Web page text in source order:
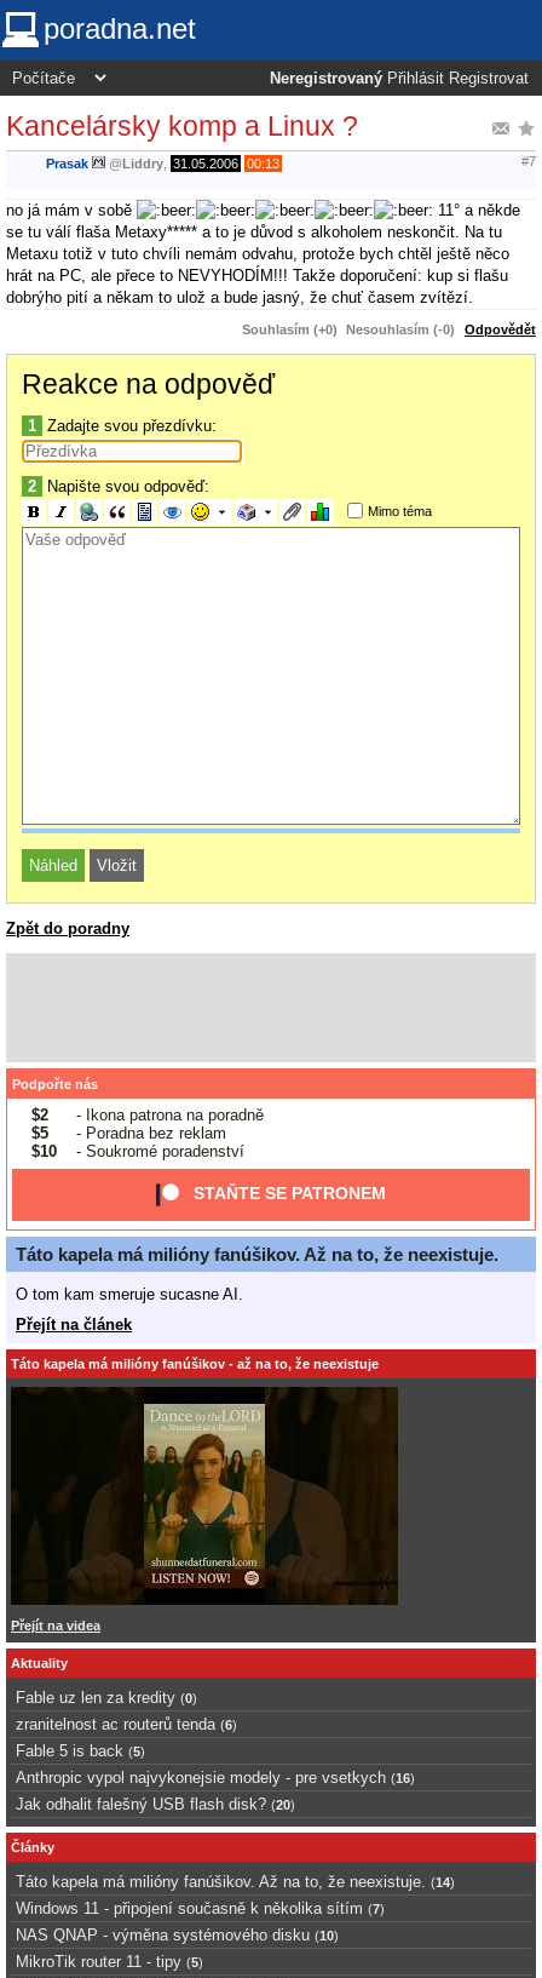
poradna.net
Neregistrovaný Přihlásit Registrovat
Kancelársky komp a Linux ?
Prasak @Liddry 31.05.2006 00:13 #7
no já mám v sobě
11° a někde
se tu válí flaša Metaxy***** a to je důvod s alkoholem neskončit. Na tu
Metaxu totiž v tuto chvíli nemám odvahu, protože bych chtěl ještě něco
hrát na PC, ale přece to NEVYHODÍM!!! Takže doporučení: kup si flašu
dobrýho pití a někam to ulož a bude jasný, že chuť časem zvítězí.
Souhlasím (+0) Nesouhlasím (-0) Odpovědět
Reakce na odpověď
1 Zadajte svou přezdívku:
2 Napište svou odpověď:
Mimo téma
Zpět do poradny
Podpořte nás
$2
- Ikona patrona na poradně
$5
- Poradna bez reklam
$10
- Soukromé poradenství
STAŇTE SE PATRONEM
Táto kapela má milióny fanúšikov. Až na to, že neexistuje.
O tom kam smeruje sucasne AI.
Přejít na článek
Táto kapela má milióny fanúšikov - až na to, že neexistuje
Přejít na videa
Aktuality
Fable uz len za kredity (0)
zranitelnost ac routerů tenda (6)
Fable 5 is back (5)
Anthropic vypol najvykonejsie modely - pre vsetkych (16)
Jak odhalit falešný USB flash disk? (20)
Články
Táto kapela má milióny fanúšikov. Až na to, že neexistuje. (14)
Windows 11 - připojení současně k několika sítím (7)
NAS QNAP - výměna systémového disku (10)
MikroTik router 11 - tipy (5)